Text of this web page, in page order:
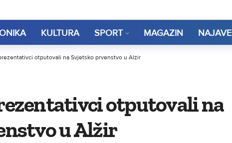
KULTURA SPORT MAGAZIN NAJAVE
otputovali na Svjetsko prvenstvo u Alžir
otputovali na
u Alžir